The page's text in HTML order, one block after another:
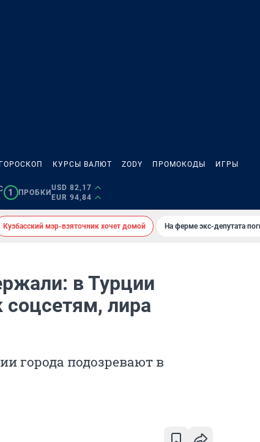
ГОРОСКОП КУРСЫ ВАЛЮТ ZODY ПРОМОКОДЫ ИГРЫ
1 ПРОБКИ
USD 82,17
EUR 94,84
Кузбасский мэр-взяточник хочет домой На ферме экс-депутата
в Турции
соцсетям, лира
города подозревают в